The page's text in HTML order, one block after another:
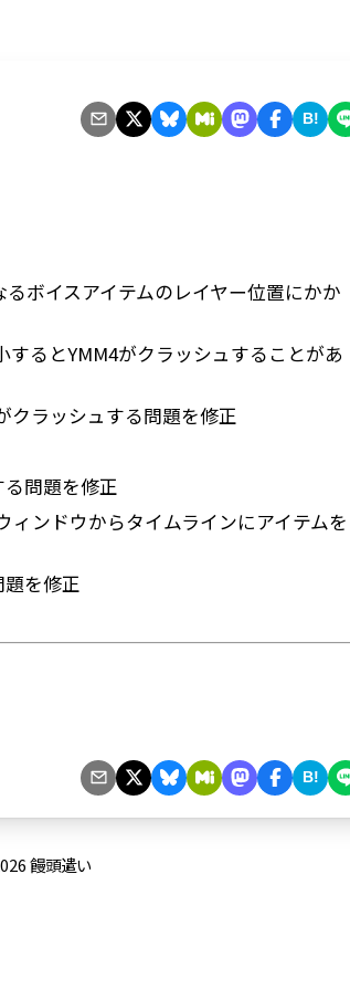
B!
ボイスアイテムのレイヤー位置にかか
るとYMM4がクラッシュすることがあ
クラッシュする問題を修正
問題を修正
ンドウからタイムラインにアイテムを
を修正
B!
饅頭遣い